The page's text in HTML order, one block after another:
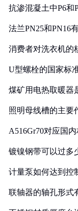
抗渗混凝土中P6和
法兰PN25和PN16
消费者对洗衣机的
U型螺栓的国家标
煤矿用电热取暖器
照明母线槽的主要
A516Gr70对应国
镀镍钢带可以过多
计量泵如何达到控
联轴器的轴孔形式